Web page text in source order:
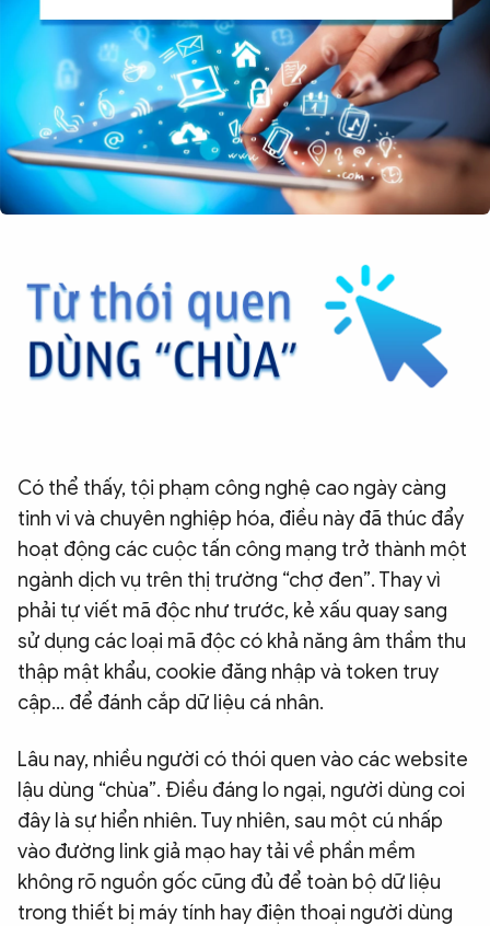
Có thể thấy, tội phạm công nghệ cao ngày càng
tinh vi và chuyên nghiệp hóa, điều này đã thúc đẩy
hoạt động các cuộc tấn công mạng trở thành một
ngành dịch vụ trên thị trường “chợ đen”. Thay vì
phải tự viết mã độc như trước, kẻ xấu quay sang
sử dụng các loại mã độc có khả năng âm thầm thu
thập mật khẩu, cookie đăng nhập và token truy
cập… để đánh cắp dữ liệu cá nhân.
Lâu nay, nhiều người có thói quen vào các website
lậu dùng “chùa”. Điều đáng lo ngại, người dùng coi
đây là sự hiển nhiên. Tuy nhiên, sau một cú nhấp
vào đường link giả mạo hay tải về phần mềm
không rõ nguồn gốc cũng đủ để toàn bộ dữ liệu
trong thiết bị máy tính hay điện thoại người dùng